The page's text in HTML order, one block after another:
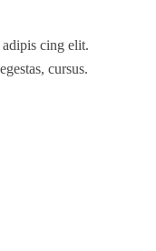
cing elit.
cursus.